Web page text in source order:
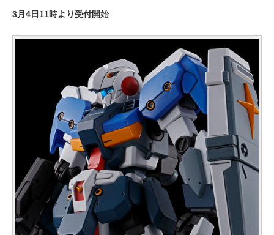
3月4日11時より受付開始